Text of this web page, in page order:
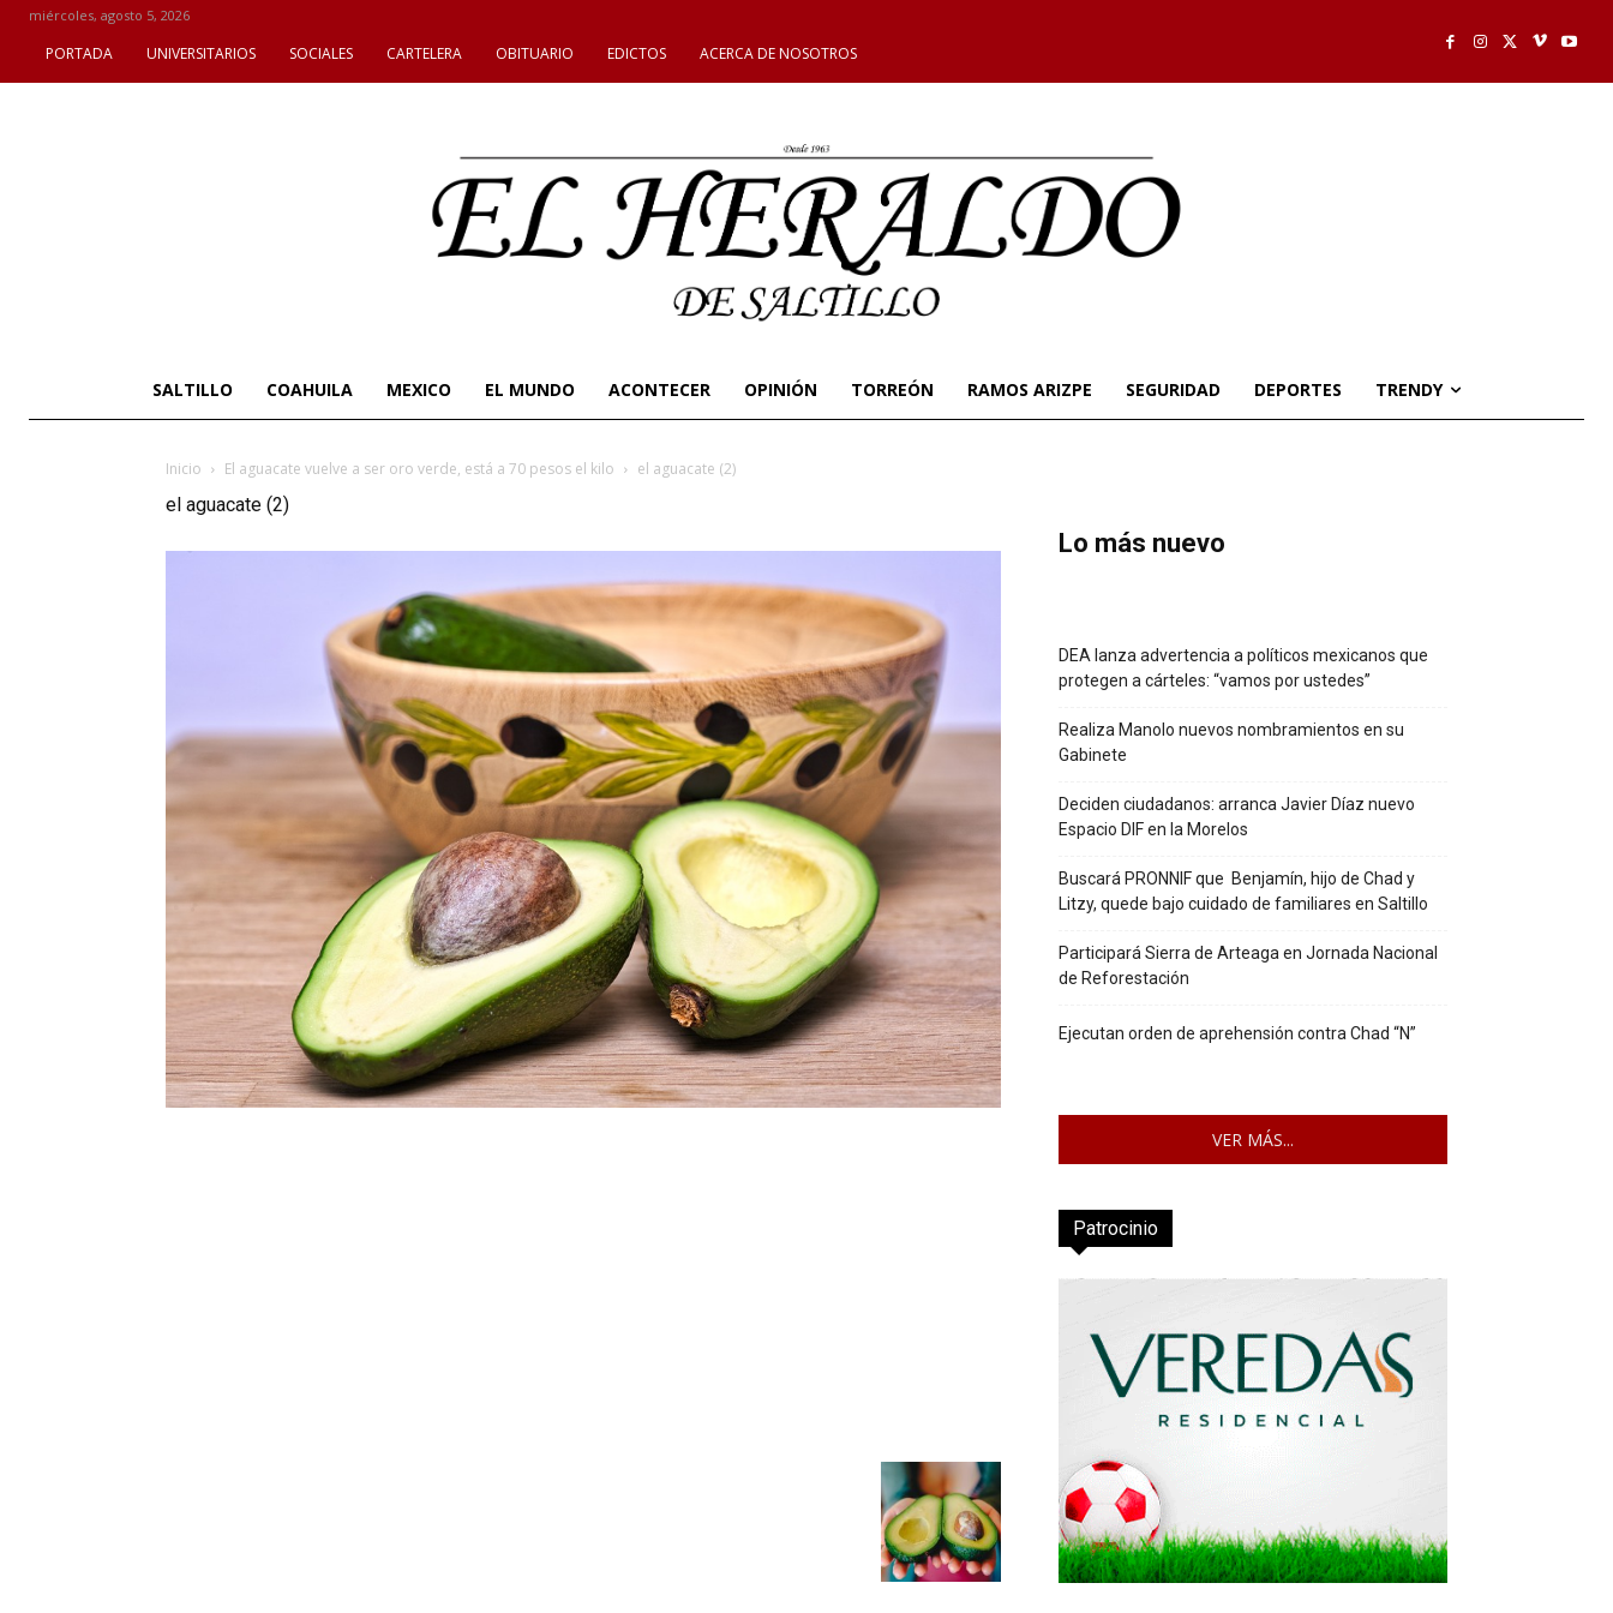
miércoles, agosto 5, 2026
PORTADA UNIVERSITARIOS SOCIALES CARTELERA OBITUARIO EDICTOS ACERCA DE NOSOTROS
SALTILLO COAHUILA MEXICO EL MUNDO ACONTECER OPINIÓN TORREÓN RAMOS ARIZPE SEGURIDAD DEPORTES TRENDY
Inicio El aguacate vuelve a ser oro verde, está a 70 pesos el kilo el aguacate (2)
el aguacate (2)
Lo más nuevo
DEA lanza advertencia a políticos mexicanos que
protegen a cárteles: “vamos por ustedes”
Realiza Manolo nuevos nombramientos en su
Gabinete
Deciden ciudadanos: arranca Javier Díaz nuevo
Espacio DIF en la Morelos
Buscará PRONNIF que Benjamín, hijo de Chad y
Litzy, quede bajo cuidado de familiares en Saltillo
Participará Sierra de Arteaga en Jornada Nacional
de Reforestación
Ejecutan orden de aprehensión contra Chad “N”
VER MÁS...
Patrocinio